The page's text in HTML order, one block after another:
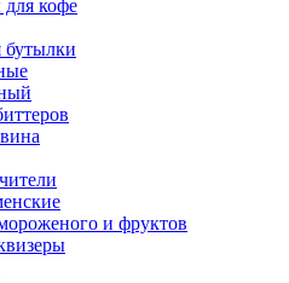
и заварочные чайники
Барный инвентарь
кофе